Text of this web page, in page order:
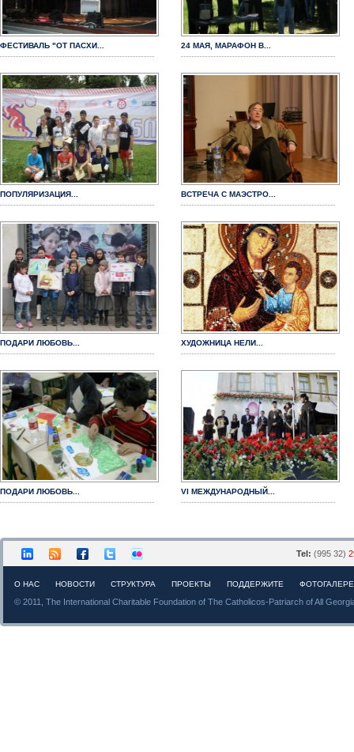
ФЕСТИВАЛЬ "ОТ ПАСХИ... 24 МАЯ, МАРАФОН В...
ПОПУЛЯРИЗАЦИЯ... ВСТРЕЧА С МАЭСТРО...
ПОДАРИ ЛЮБОВЬ... ХУДОЖНИЦА НЕЛИ...
ПОДАРИ ЛЮБОВЬ... VI МЕЖДУНАРОДНЫЙ...
Tel: (995 32)
О НАС НОВОСТИ СТРУКТУРА ПРОЕКТЫ ПОДДЕРЖИТЕ
© 2011, The International Charitable Foundation of The Catholicos-Patriarch of All